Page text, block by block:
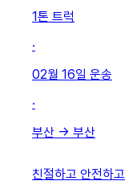
1톤 트럭
·
02월 16일 운송
·
부산 → 부산
친절하고 안전하